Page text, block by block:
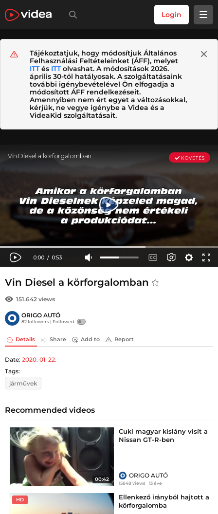
Login
Tájékoztatjuk, hogy módosítjuk Általános
Felhasználási Feltételeinket (ÁFF), melyet
ITTés ITTolvashat. A módosítások 2026.
április 30-tól hatályosak. A szolgáltatásaink
további igénybevételével Ön elfogadja a
módosított ÁFF rendelkezéseit.
Amennyiben nem ért egyet a változásokkal,
kérjük, ne vegye igénybe a Videa és a
VideaKid szolgáltatásait.
Vin Diesel a körforgalomban
151.642 views
ORIGO AUTÓ
82 followers | Followed:
Details Share Add to Report
Date: 2020. 01. 22.
Tags:
járművek
Recommended videos
00:42
Cuki magyar kislány visít a
Nissan GT-R-ben
ORIGO AUTÓ
15848 views 13 éve
HD
Ellenkező irányból hajtott a
körforgalomba